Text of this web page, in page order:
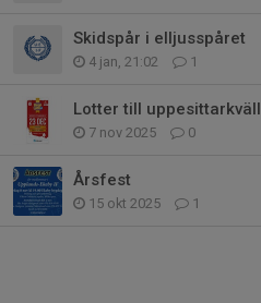
Skidspår i elljusspåret
4 jan, 21:02 1
Lotter till uppesittarkväll
7 nov 2025 0
Årsfest
15 okt 2025 1